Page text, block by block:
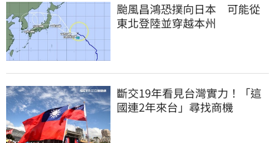
颱風昌鴻恐撲向日本 可能從
東北登陸並穿越本州
斷交19年看見台灣實力！「這
國連2年來台」尋找商機